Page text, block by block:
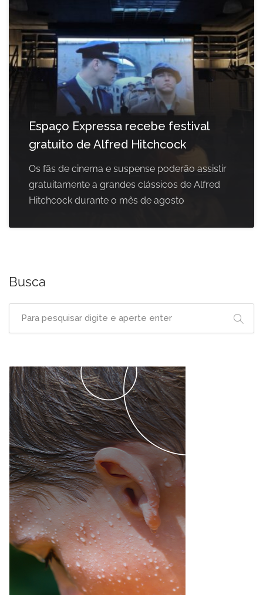
Espaço Expressa recebe festival
gratuito de Alfred Hitchcock
Os fãs de cinema e suspense poderão assistir
gratuitamente a grandes clássicos de Alfred
Hitchcock durante o mês de agosto
Busca